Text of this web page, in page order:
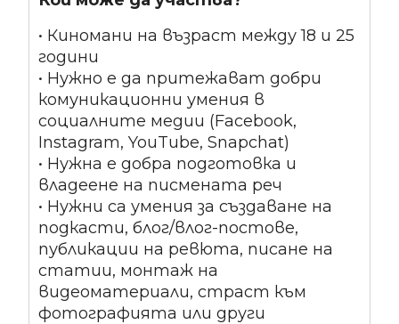
• Киномани на възраст между 18 и 25
години
• Нужно е да притежават добри
комуникационни умения в
социалните медии (Facebook,
Instagram, YouTube, Snapchat)
• Нужна е добра подготовка и
владеене на писмената реч
• Нужни са умения за създаване на
подкасти, блог/влог-постове,
публикации на ревюта, писане на
статии, монтаж на
видеоматериали, страст към
фотографията или други